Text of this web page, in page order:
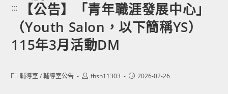
:::
【公告】「青年職涯發展中心」
（Youth Salon，以下簡稱YS）
115年3月活動DM
Post輔導室 / 輔導室公告
Postfhsh11303
Post2026-02-26